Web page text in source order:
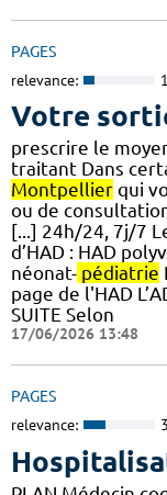
PAGES
relevance:
Votre
prescrire le
traitant Dans
Montpellier qui
ou de
[...] 24h/24, 7j/7
d’HAD : HAD
néonat- pédiatrie
page de l'HAD
SUITE Selon
17/06/2026 13:48
PAGES
relevance: